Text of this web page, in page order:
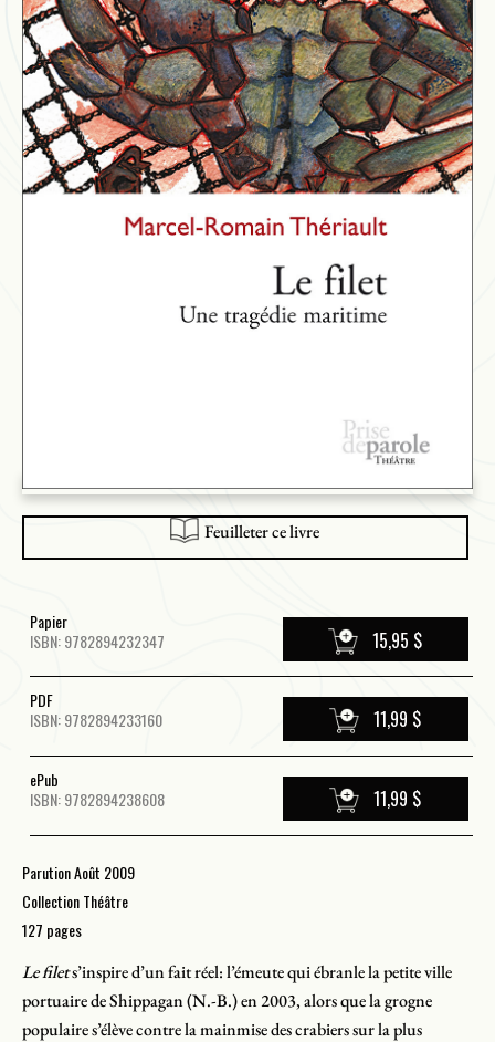
Feuilleter ce livre
Papier
ISBN: 9782894232347
15,95 $
PDF
ISBN: 9782894233160
11,99 $
ePub
ISBN: 9782894238608
11,99 $
Parution Août 2009
Collection Théâtre
127 pages
Le filets’inspire d’un fait réel: l’émeute qui ébranle la petite ville
portuaire de Shippagan (N.-B.) en 2003, alors que la grogne
populaire s’élève contre la mainmise des crabiers sur la plus